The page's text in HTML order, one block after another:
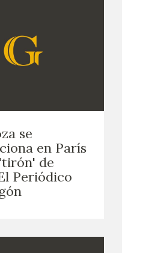
se
en París
de
Periódico